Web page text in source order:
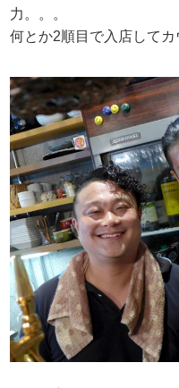
力。。。
何とか2順目で入店してカ